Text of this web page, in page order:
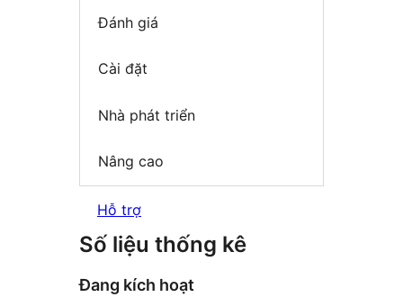
Đánh giá
Cài đặt
Nhà phát triển
Nâng cao
Hỗ trợ
Số liệu thống kê
Đang kích hoạt